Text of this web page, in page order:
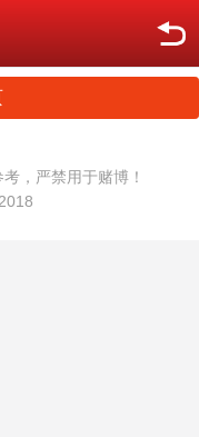
，严禁用于赌博！